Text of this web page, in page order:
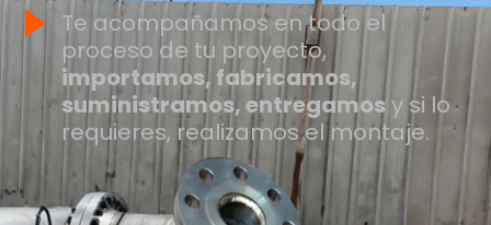
Te acompañamos en todo el
proceso de tu proyecto,
importamos, fabricamos,
suministramos, entregamosy si lo
requieres, realizamos el montaje.